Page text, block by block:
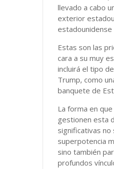
llevado a cabo
exterior
estadounidense
Estas son las
cara a su muy
incluirá el tipo
Trump, como
banquete de
La forma en
gestionen esta
significativas no
superpotencia
sino también
profundos